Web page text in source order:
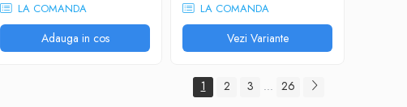
LA COMANDA
Adauga in cos
LA COMANDA
Vezi Variante
1 2 3 ... 26